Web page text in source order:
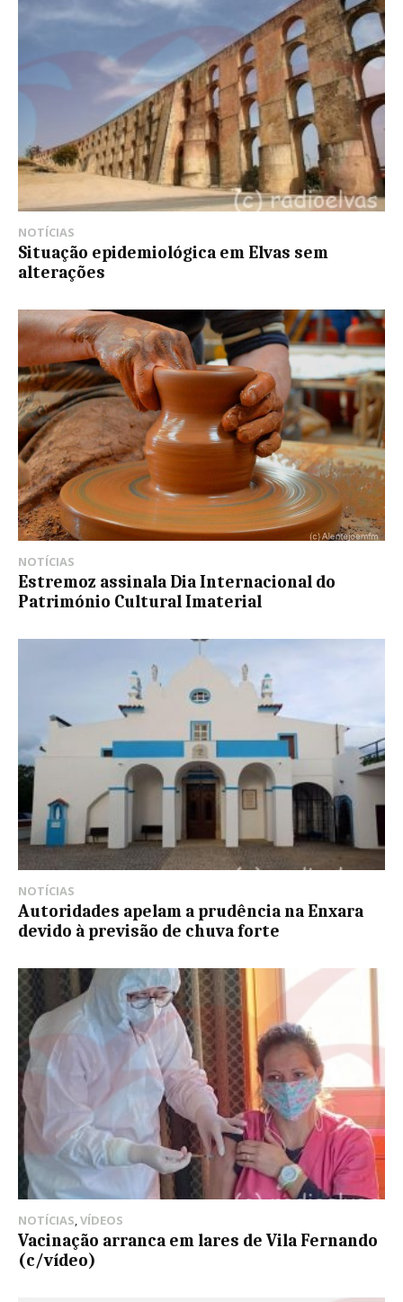
NOTÍCIAS
Situação epidemiológica em Elvas sem
alterações
NOTÍCIAS
Estremoz assinala Dia Internacional do
Património Cultural Imaterial
NOTÍCIAS
Autoridades apelam a prudência na Enxara
devido à previsão de chuva forte
NOTÍCIAS,VÍDEOS
Vacinação arranca em lares de Vila Fernando
(c/vídeo)